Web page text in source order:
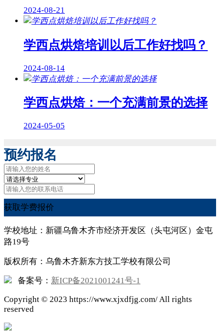
2024-08-21
学西点烘焙培训以后工作好找吗？
2024-08-14
学西点烘焙：一个充满前景的选择
2024-05-05
预约报名
获取学费报价
学校地址：新疆乌鲁木齐市经济开发区（头屯河区）金屯
路19号
版权所有：乌鲁木齐新东方技工学校有限公司
备案号： 新ICP备2021001241号-1
Copyright © 2023 https://www.xjxdfjg.com/ All rights
reserved